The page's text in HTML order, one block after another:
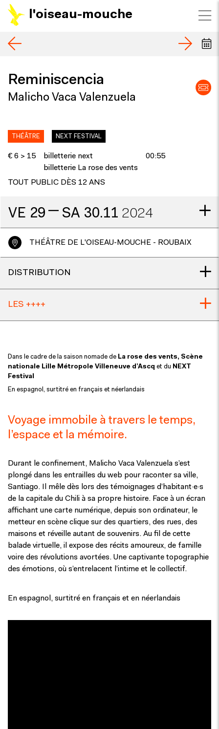
l'oiseau-mouche
Reminiscencia
Malicho Vaca Valenzuela
THÉÂTRE NEXT FESTIVAL
€ 6 > 15
billetterie next
billetterie La rose des vents
00:55
TOUT PUBLIC DÈS 12 ANS
VE 29 — SA 30.11 2024
THÉÂTRE DE L'OISEAU-MOUCHE - ROUBAIX
DISTRIBUTION
LES ++++
Dans le cadre de la saison nomade de La rose des vents, Scène
nationale Lille Métropole Villeneuve d’Ascq et du NEXT
Festival
En espagnol, surtitré en français et néerlandais
Voyage immobile à travers le temps,
l’espace et la mémoire.
Durant le confinement, Malicho Vaca Valenzuela s’est
plongé dans les entrailles du web pour raconter sa ville,
Santiago. Il mêle dès lors des témoignages d’habitant·e·s
de la capitale du Chili à sa propre histoire. Face à un écran
affichant une carte numérique, depuis son ordinateur, le
metteur en scène clique sur des quartiers, des rues, des
maisons et réveille autant de souvenirs. Au fil de cette
balade virtuelle, il expose des récits amoureux, de famille
voire des révolutions avortées. Une captivante topographie
des émotions, où s’entrelacent l’intime et le collectif.
En espagnol, surtitré en français et en néerlandais